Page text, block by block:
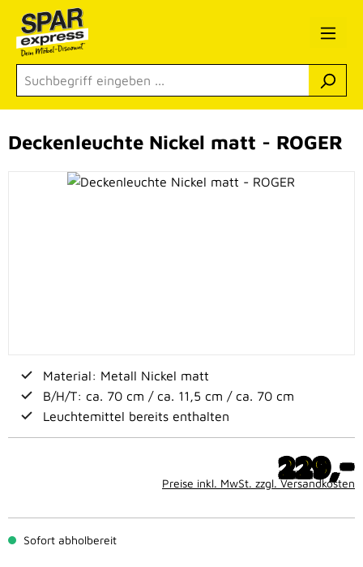
Zum Hauptinhalt springen
Bildergalerie überspringen
Deckenleuchte Nickel matt - ROGER
Material: Metall Nickel matt
B/H/T: ca. 70 cm / ca. 11,5 cm / ca. 70 cm
Leuchtemittel bereits enthalten
229,-
Preise inkl. MwSt. zzgl. Versandkosten
Sofort abholbereit